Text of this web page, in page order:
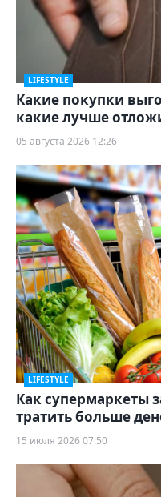
LIFESTYLE
Какие покупки
какие лучше
05 августа 2026 12:26
LIFESTYLE
Как супермаркеты
тратить больше
15 июля 2026 07:50